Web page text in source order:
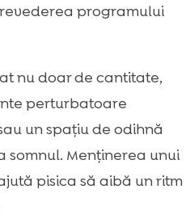
programului
nu doar de cantitate,
perturbatoare
un spațiu de odihnă
Menținerea unui
pisica să aibă un ritm